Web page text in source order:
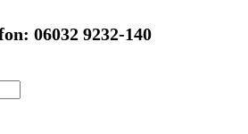
06032 9232-140